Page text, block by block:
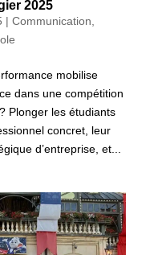
2025
| Communication,
mobilise
dans une compétition
Plonger les étudiants
concret, leur
d’entreprise, et...